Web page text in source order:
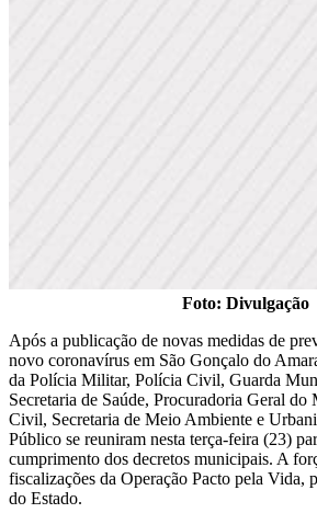
Foto: Divulgação
Após a publicação de novas medidas de
novo coronavírus em São Gonçalo do
da Polícia Militar, Polícia Civil, Guarda
Secretaria de Saúde, Procuradoria Geral
Civil, Secretaria de Meio Ambiente e
Público se reuniram nesta terça-feira (23)
cumprimento dos decretos municipais. A
fiscalizações da Operação Pacto pela Vida,
do Estado.